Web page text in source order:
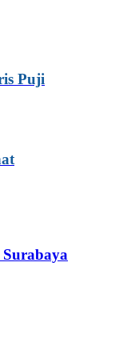
Puji